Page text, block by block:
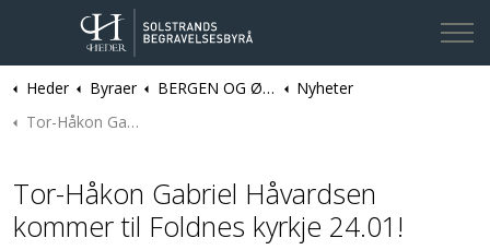
Kontakt oss
Heder Byraer BERGEN OG ØYGARDEN | Solstrands Begravelsesbyrå
Nyheter
Tor-Håkon Gabriel Håvardsen kommer til Foldnes kyrkje 24.01!
Tor-Håkon Gabriel Håvardsen
kommer til Foldnes kyrkje 24.01!